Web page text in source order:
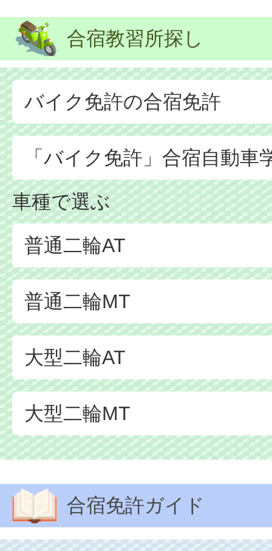
合宿教習所探し
バイク免許の合宿免許
「バイク免許」合宿自動車
車種で選ぶ
普通二輪AT
普通二輪MT
大型二輪AT
大型二輪MT
合宿免許ガイド